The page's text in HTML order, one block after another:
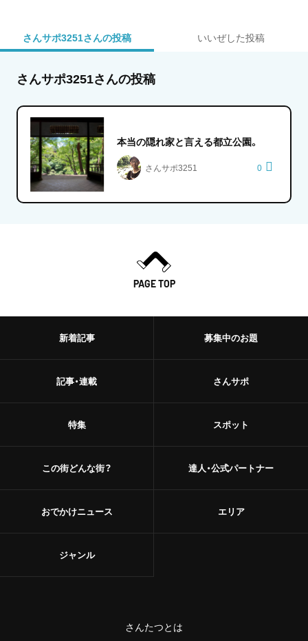
さんサポ3251さんの投稿 いいぜした投稿
さんサポ3251さんの投稿
本当の隠れ家と言える都立公園。
さんサポ3251 0
PAGE TOP
新着記事
記事・連載
特集
この街どんな街？
おでかけニュース
募集中のお題
さんサポ
スポット
達人・公式パートナー
エリア
ジャンル
さんたつとは